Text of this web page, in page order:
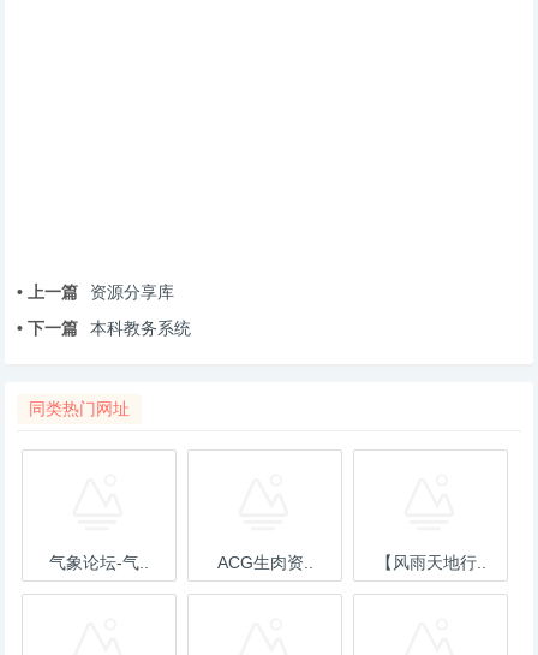
• 上一篇
资源分享库
• 下一篇
本科教务系统
同类热门网址
气象论坛-气.. ACG生肉资.. 【风雨天地行..